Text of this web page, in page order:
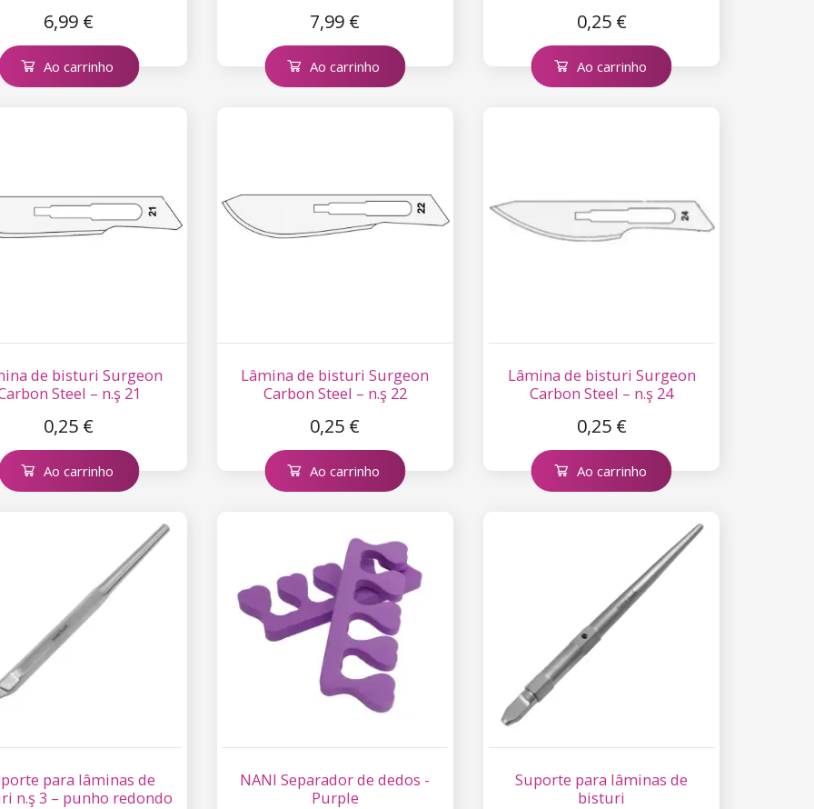
6,99 €
Ao carrinho
7,99 €
Ao carrinho
0,25 €
Ao carrinho
de bisturi Surgeon
Steel – n.ş 21
0,25 €
Ao carrinho
Lâmina de bisturi Surgeon
Carbon Steel – n.ş 22
0,25 €
Ao carrinho
Lâmina de bisturi Surgeon
Carbon Steel – n.ş 24
0,25 €
Ao carrinho
para lâminas de
n.ş 3 – punho redondo
NANI Separador de dedos -
Purple
Suporte para lâminas de
bisturi